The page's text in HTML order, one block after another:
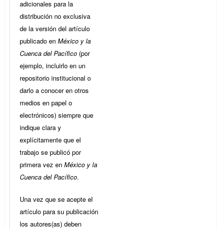
adicionales para la
distribución no exclusiva
de la versión del artículo
publicado en México y la
Cuenca del Pacífico (por
ejemplo, incluirlo en un
repositorio institucional o
darlo a conocer en otros
medios en papel o
electrónicos) siempre que
indique clara y
explícitamente que el
trabajo se publicó por
primera vez en México y la
Cuenca del Pacífico.
Una vez que se acepte el
artículo para su publicación
los autores(as) deben